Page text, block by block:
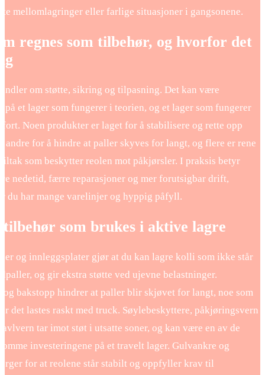
mellomlagringer eller farlige situasjoner i gangsonene.
regnes som tilbehør, og hvorfor det
om støtte, sikring og tilpasning. Det kan være
på et lager som fungerer i teorien, og et lager som fungerer
fort. Noen produkter er laget for å stabilisere og rette opp
andre for å hindre at paller skyves for langt, og flere er rene
som beskytter reolen mot påkjørsler. I praksis betyr
nedetid, færre reparasjoner og mer forutsigbar drift,
du har mange varelinjer og hyppig påfyll.
som brukes i aktive lagre
og innleggsplater gjør at du kan lagre kolli som ikke står
og gir ekstra støtte ved ujevne belastninger.
og bakstopp hindrer at paller blir skjøvet for langt, noe som
det lastes raskt med truck. Søylebeskyttere, påkjøringsvern
tar imot støt i utsatte soner, og kan være en av de
investeringene på et travelt lager. Gulvankre og
for at reolene står stabilt og oppfyller krav til